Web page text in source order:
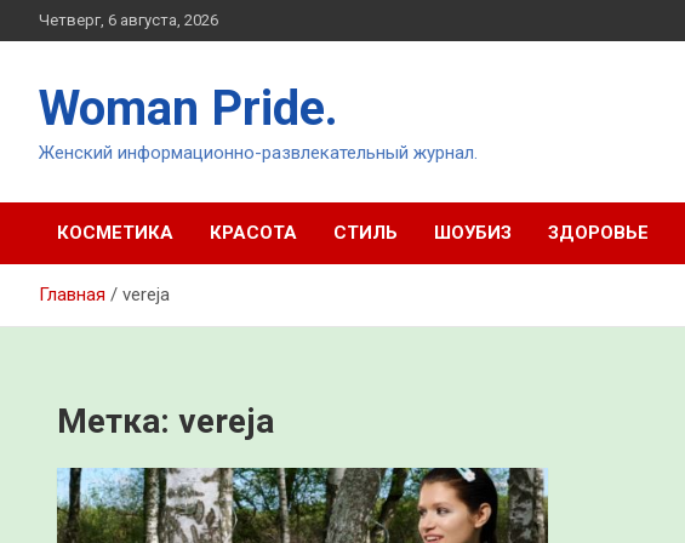
Перейти
к
Четверг, 6 августа, 2026
Woman Pride.
Женский информационно-развлекательный журнал.
КОСМЕТИКА КРАСОТА СТИЛЬ ШОУБИЗ ЗДОРОВЬЕ
Главная vereja
Метка: vereja